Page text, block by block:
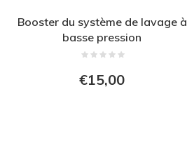
Booster du système de lavage à
basse pression
€15,00